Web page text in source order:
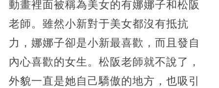
動畫裡面被稱為美女的有娜娜子和松阪
老師。雖然小新對于美女都沒有抵抗
力，娜娜子卻是小新最喜歡，而且發自
內心喜歡的女生。松阪老師就不說了，
外貌一直是她自己驕傲的地方，也吸引